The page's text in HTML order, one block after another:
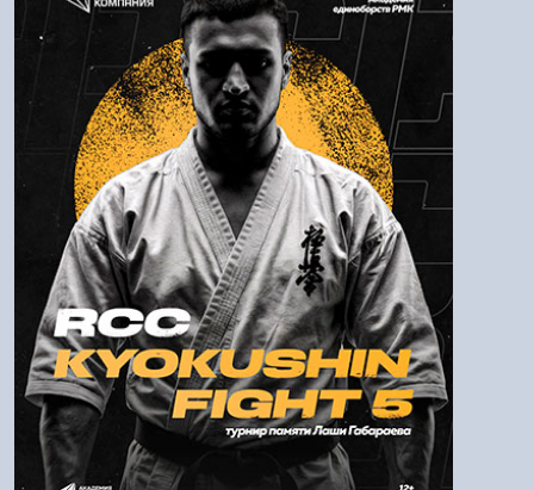
Логин:
Пароль
Войти
Напомнить пароль
Регистрация